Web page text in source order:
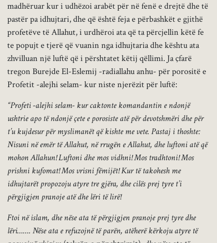
madhëruar kur i udhëzoi arabët për në fenë e drejtë dhe të
pastër pa idhujtari, dhe që është feja e përbashkët e gjithë
profetëve të Allahut, i urdhëroi ata që ta përcjellin këtë fe
te popujt e tjerë që vuanin nga idhujtaria dhe kështu ata
zhvilluan një luftë që i përshtatet këtij qëllimi. Ja çfarë
tregon Burejde El-Eslemij -radiallahu anhu- për porositë e
Profetit -alejhi selam- kur niste njerëzit për luftë:
“Profeti -alejhi selam- kur caktonte komandantin e ndonjë
ushtrie apo të ndonjë çete e porosiste atë për devotshmëri dhe për
t’u kujdesur për myslimanët që kishte me vete. Pastaj i thoshte:
Nisuni në emër të Allahut, në rrugën e Allahut, dhe luftoni atë që
mohon Allahun! Luftoni dhe mos vidhni! Mos tradhtoni! Mos
prishni kufomat! Mos vrisni fëmijët! Kur të takohesh me
idhujtarët propozoju atyre tre gjëra, dhe cilës prej tyre t’i
përgjigjen pranoje atë dhe lëri të lirë!
Ftoi në islam, dhe nëse ata të përgjigjen pranoje prej tyre dhe
lëri……. Nëse ata e refuzojnë të parën, atëherë kërkoju atyre të